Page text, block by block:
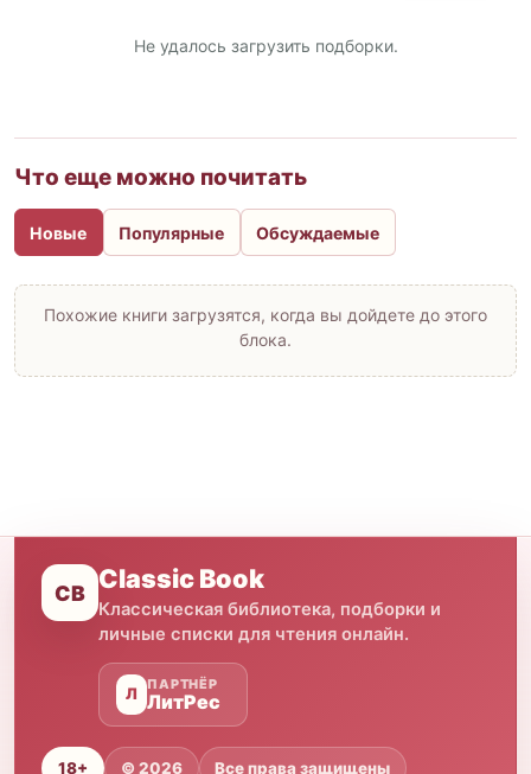
Не удалось загрузить подборки.
Что еще можно почитать
Новые Популярные Обсуждаемые
Похожие книги загрузятся, когда вы дойдете до этого
блока.
CB Classic Book
Классическая библиотека, подборки и
личные списки для чтения онлайн.
Л
ПАРТНЁР
ЛитРес
18+ © 2026 Все права защищены